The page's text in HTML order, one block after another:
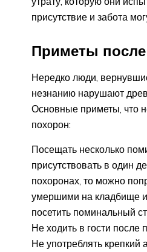
присутствие и забота
Приметы
Нередко люди,
незнанию нарушают
Основные приметы, что
похорон:
Посещать несколько
присутствовать в один
похоронах, то можно
умершими на кладбище
посетить поминальный
Не ходить в гости после
Не употреблять крепкий